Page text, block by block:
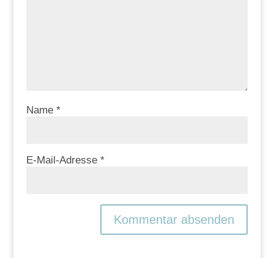
Name *
E-Mail-Adresse *